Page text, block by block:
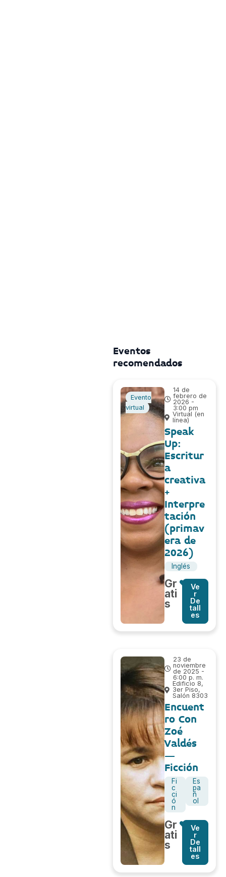
Eventos
recomendados
Evento
virtual
14 de
febrero de
2026 -
3:00 pm
Virtual (en
línea)
Speak
Up:
Escritur
a
creativa
+
Interpre
tación
(primav
era de
2026)
Inglés
Gr
ati
s
Ve
r
De
tall
es
23 de
noviembre
de 2025 -
6:00 p. m.
Edificio 8,
3er Piso,
Salón 8303
Encuent
ro Con
Zoé
Valdés
–
Ficción
Fi
c
ci
ó
n
Es
pa
ñ
ol
Gr
ati
s
Ve
r
De
tall
es